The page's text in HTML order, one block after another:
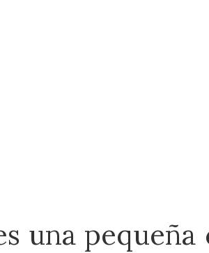
una